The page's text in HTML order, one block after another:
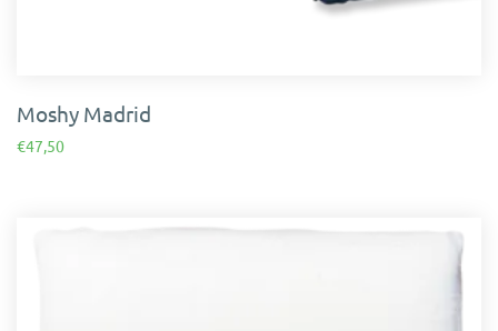
Moshy Madrid
€47,50